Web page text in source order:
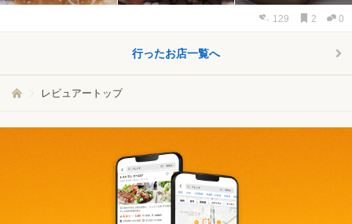
129 2 0
行ったお店一覧へ
レビュアートップ